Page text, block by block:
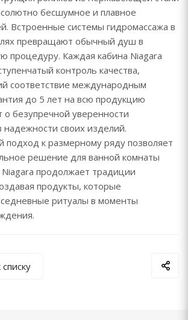
бесшумное и плавное
Встроенные системы гидромассажа в
превращают обычный душ в
процедуру. Каждая кабина Niagara
контроль качества,
соответствие международным
до 5 лет на всю продукцию
о безупречной уверенности
надежности своих изделий.
подход к размерному ряду позволяет
решение для ванной комнаты
продолжает традиции
продукты, которые
ритуалы в моменты